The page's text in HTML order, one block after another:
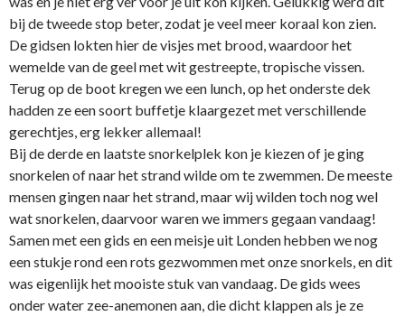
bij de tweede stop beter, zodat je veel meer koraal kon zien.
De gidsen lokten hier de visjes met brood, waardoor het
wemelde van de geel met wit gestreepte, tropische vissen.
Terug op de boot kregen we een lunch, op het onderste dek
hadden ze een soort buffetje klaargezet met verschillende
gerechtjes, erg lekker allemaal!
Bij de derde en laatste snorkelplek kon je kiezen of je ging
snorkelen of naar het strand wilde om te zwemmen. De meeste
mensen gingen naar het strand, maar wij wilden toch nog wel
wat snorkelen, daarvoor waren we immers gegaan vandaag!
Samen met een gids en een meisje uit Londen hebben we nog
een stukje rond een rots gezwommen met onze snorkels, en dit
was eigenlijk het mooiste stuk van vandaag. De gids wees
onder water zee-anemonen aan, die dicht klappen als je ze